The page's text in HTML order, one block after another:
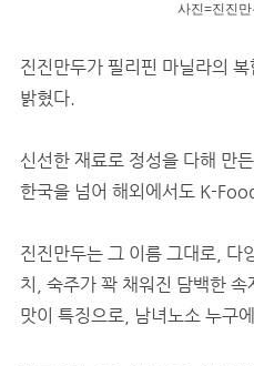
사진=진진만
진진만두가 필리핀 마닐라의
밝혔다.
신선한 재료로 정성을 다해 만
한국을 넘어 해외에서도 K-
진진만두는 그 이름 그대로, 다
치, 숙주가 꽉 채워진 담백한
맛이 특징으로, 남녀노소 누구